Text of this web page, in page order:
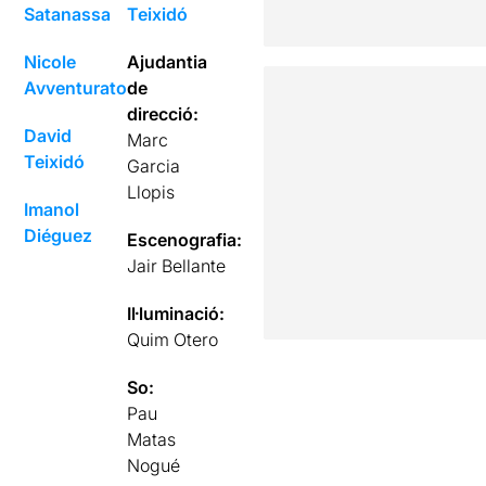
Satanassa
Nicole
Avventurato
David
Teixidó
Imanol
Diéguez
Teixidó
Ajudantia
de
direcció:
Marc
Garcia
Llopis
Escenografia:
Jair Bellante
Il·luminació:
Quim Otero
So:
Pau
Matas
Nogué